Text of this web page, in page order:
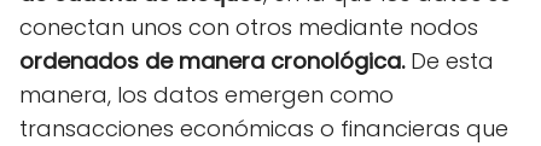
conectan unos con otros mediante nodos
ordenados de manera cronológica.De esta
manera, los datos emergen como
transacciones económicas o financieras que